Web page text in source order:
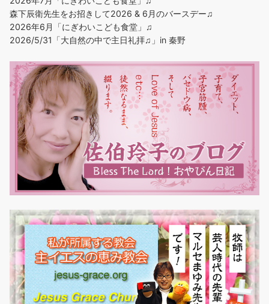
森下辰衛先生をお招きして2026 & 6月のバースデー♫
2026年6月「にぎわいこども食堂」♫
2026/5/31「大自然の中で主日礼拝♫」in 秦野